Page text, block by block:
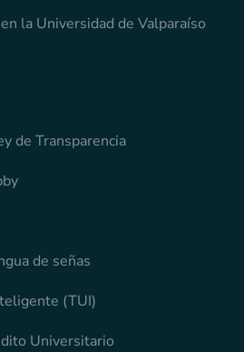
la Universidad de Valparaíso
de Transparencia
de señas
(TUI)
Universitario